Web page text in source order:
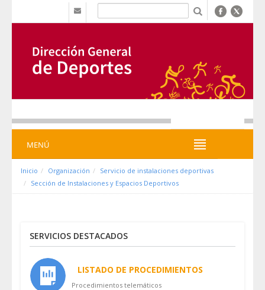
Saltar al contenido
MENÚ
Inicio Organización
Servicio de instalaciones deportivas
Sección de Instalaciones y Espacios Deportivos
SERVICIOS DESTACADOS
LISTADO DE PROCEDIMIENTOS
Procedimientos telemáticos